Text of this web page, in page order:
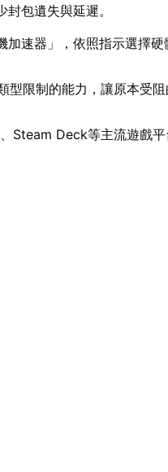
包遺失與延遲。
加速器」，依照指示選擇硬
型限制的能力，讓原本受
Steam Deck等主流遊戲